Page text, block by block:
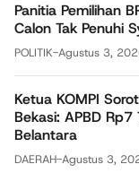
Panitia Pemilihan
Calon Tak Penuhi
POLITIK-Agustus 3,
Ketua KOMPI
Bekasi: APBD
Belantara
DAERAH-Agustus 3,